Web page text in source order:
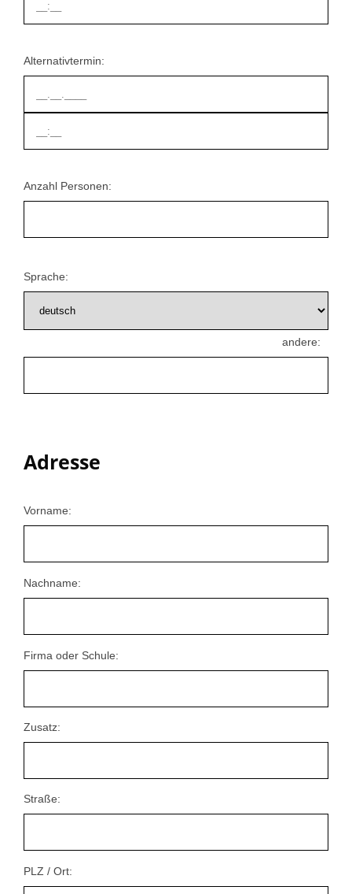
Alternativtermin:
Anzahl Personen:
Sprache:
andere:
Adresse
Vorname:
Nachname:
Firma oder Schule:
Zusatz:
Straße:
PLZ / Ort: